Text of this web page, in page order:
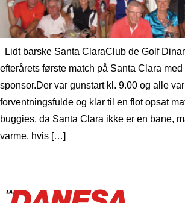
Lidt barske Santa ClaraClub de Golf
efterårets første match på Santa Clara
sponsor.Der var gunstart kl. 9.00 og alle
forventningsfulde og klar til en flot opsat
buggies, da Santa Clara ikke er en bane,
varme, hvis […]